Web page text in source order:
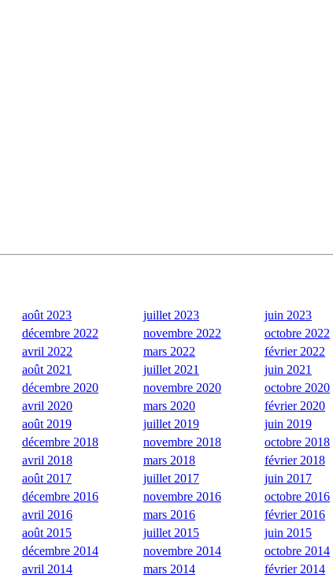
août 2023 juillet 2023 juin 2023
décembre 2022 novembre 2022 octobre 2022
avril 2022 mars 2022 février 2022
août 2021 juillet 2021 juin 2021
décembre 2020 novembre 2020 octobre 2020
avril 2020 mars 2020 février 2020
août 2019 juillet 2019 juin 2019
décembre 2018 novembre 2018 octobre 2018
avril 2018 mars 2018 février 2018
août 2017 juillet 2017 juin 2017
décembre 2016 novembre 2016 octobre 2016
avril 2016 mars 2016 février 2016
août 2015 juillet 2015 juin 2015
décembre 2014 novembre 2014 octobre 2014
avril 2014 mars 2014 février 2014